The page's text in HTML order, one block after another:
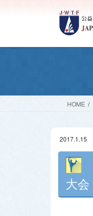
HOME
2017.1.15
大会